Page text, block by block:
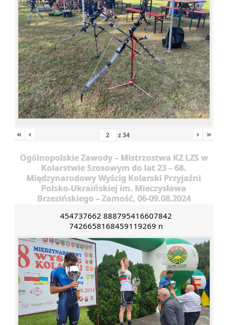
« ‹ z34 › »
Ogólnopolskie Zawody – Mistrzostwa KZ LZS w
Kolarstwie Szosowym do lat 23 – 68.
Międzynarodowy Wyścig Kolarski Przyjaźni
Polsko-Ukraińskiej im. Mieczysława
Brzezińskiego – Zamość, 06-09.08.2024
454737662 888795416607842
7426658168459119269 n